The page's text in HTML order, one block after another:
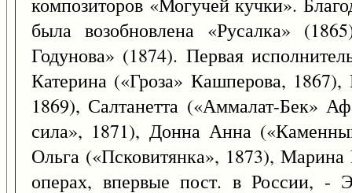
была возобновлена «Русалка»
Годунова» (1874). Первая
Катерина («Гроза» Кашперова,
1869), Салтанетта («Аммалат-Бек»
сила», 1871), Донна Анна
Ольга («Псковитянка», 1873),
операх, впервые пост. в России, -